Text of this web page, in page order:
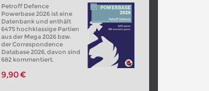
Petroff Defence
Powerbase 2026 ist eine
Datenbank und enthält
6475 hochklassige Partien
aus der Mega 2026 bzw.
der Correspondence
Database 2026, davon sind
682 kommentiert.
9,90 €